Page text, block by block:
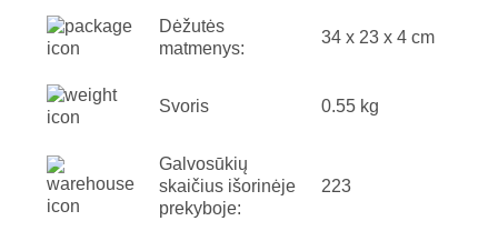
Dėžutės
matmenys:
34 x 23 x 4 cm
Svoris 0.55 kg
Galvosūkių
skaičius išorinėje
prekyboje:
223